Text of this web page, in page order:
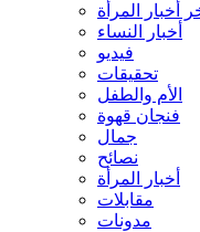
أخبار المرأة
أخبار النساء
فيديو
تحقيقات
الأم والطفل
فنجان قهوة
جمال
نصائح
أخبار المرأة
مقابلات
مدونات